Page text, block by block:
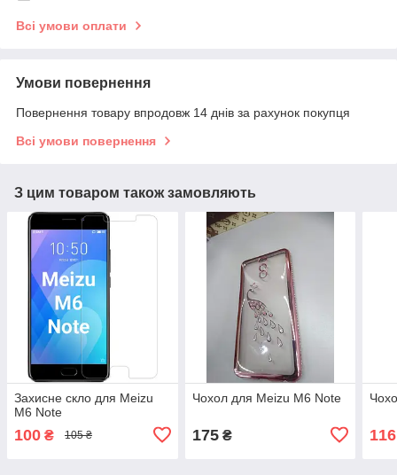
Всі умови оплати
Умови повернення
Повернення товару впродовж 14 днів за рахунок покупця
Всі умови повернення
З цим товаром також замовляють
Захисне скло для Meizu
M6 Note
100 ₴ 105 ₴
Чохол для Meizu M6 Note
175₴ 116